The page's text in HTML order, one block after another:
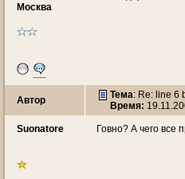
Москва
Автор Тема: Re: line 6
Время:
Suonatore Говно? А чего все